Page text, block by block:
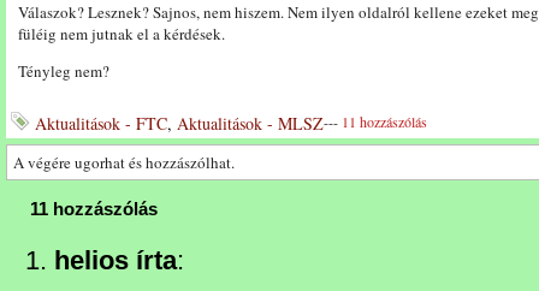
Válaszok? Lesznek? Sajnos, nem hiszem. Nem ilyen oldalról kellene ezeket
füléig nem jutnak el a kérdések.
Tényleg nem?
Aktualitások - FTC, Aktualitások - MLSZ--- 11 hozzászólás
A végére ugorhat és hozzászólhat.
11 hozzászólás
helios írta: